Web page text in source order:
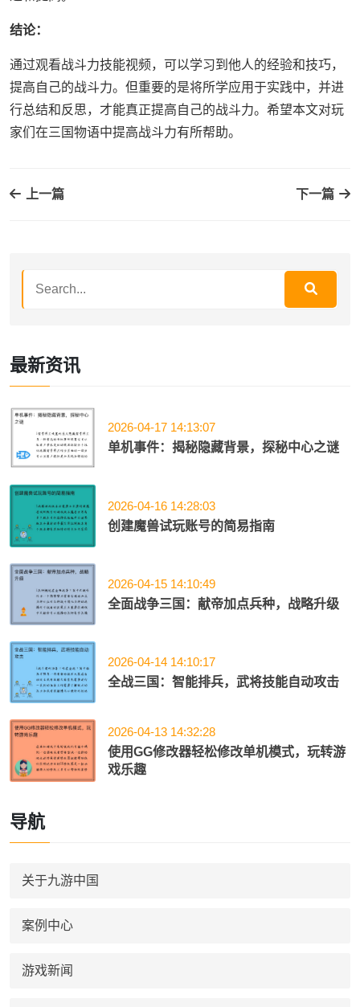
结论：
通过观看战斗力技能视频，可以学习到他人的经验和技巧，
提高自己的战斗力。但重要的是将所学应用于实践中，并进
行总结和反思，才能真正提高自己的战斗力。希望本文对玩
家们在三国物语中提高战斗力有所帮助。
上一篇 下一篇
最新资讯
2026-04-17 14:13:07
单机事件：揭秘隐藏背景，探秘中心之谜
2026-04-16 14:28:03
创建魔兽试玩账号的简易指南
2026-04-15 14:10:49
全面战争三国：献帝加点兵种，战略升级
2026-04-14 14:10:17
全战三国：智能排兵，武将技能自动攻击
2026-04-13 14:32:28
使用GG修改器轻松修改单机模式，玩转游
戏乐趣
导航
关于九游中国
案例中心
游戏新闻